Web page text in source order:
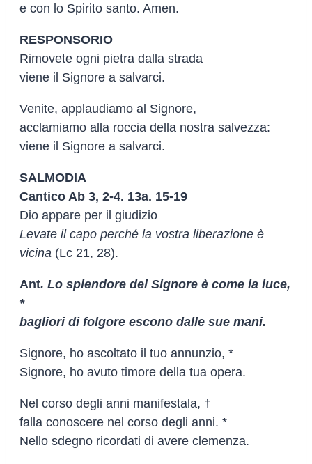
e con lo Spirito santo. Amen.
RESPONSORIO
Rimovete ogni pietra dalla strada
viene il Signore a salvarci.
Venite, applaudiamo al Signore,
acclamiamo alla roccia della nostra salvezza:
viene il Signore a salvarci.
SALMODIA
Cantico Ab 3, 2-4. 13a. 15-19
Dio appare per il giudizio
Levate il capo perché la vostra liberazione è
vicina (Lc 21, 28).
Ant. Lo splendore del Signore è come la luce,
*
bagliori di folgore escono dalle sue mani.
Signore, ho ascoltato il tuo annunzio, *
Signore, ho avuto timore della tua opera.
Nel corso degli anni manifestala, †
falla conoscere nel corso degli anni. *
Nello sdegno ricordati di avere clemenza.